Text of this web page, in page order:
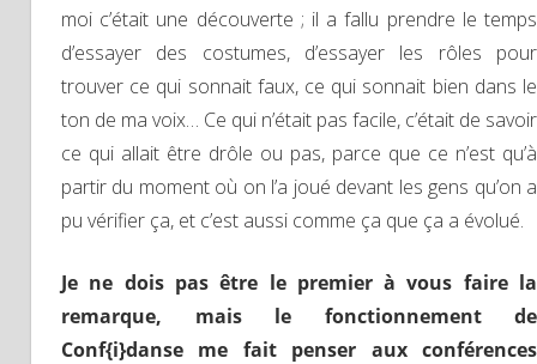
moi c’était une découverte ; il a fallu prendre le temps
d’essayer des costumes, d’essayer les rôles pour
trouver ce qui sonnait faux, ce qui sonnait bien dans le
ton de ma voix… Ce qui n’était pas facile, c’était de savoir
ce qui allait être drôle ou pas, parce que ce n’est qu’à
partir du moment où on l’a joué devant les gens qu’on a
pu vérifier ça, et c’est aussi comme ça que ça a évolué.
Je ne dois pas être le premier à vous faire la
remarque, mais le fonctionnement de
Conf{i}danse me fait penser aux conférences